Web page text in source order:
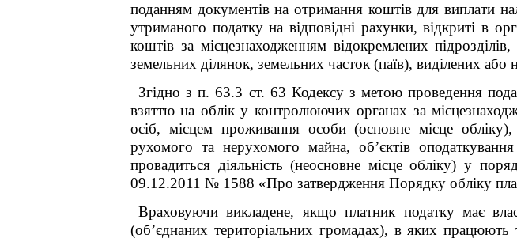
поданням документів на отримання коштів для виплати
утриманого податку на відповідні рахунки, відкриті в
коштів за місцезнаходженням відокремлених
земельних ділянок, земельних часток (паїв), виділених або
Згідно з п. 63.3 ст. 63 Кодексу з метою проведення
взяттю на облік у контролюючих органах за
осіб, місцем проживання особи (основне місце
рухомого та нерухомого майна, об’єктів
провадиться діяльність (неосновне місце обліку) у
09.12.2011 № 1588 «Про затвердження Порядку обліку
Враховуючи викладене, якщо платник податку має
(об’єднаних територіальних громадах), в яких